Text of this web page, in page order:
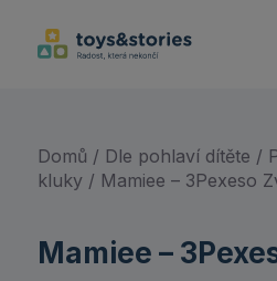
Domů / Dle pohlaví dítěte /
kluky/ Mamiee – 3Pexeso
Mamiee –